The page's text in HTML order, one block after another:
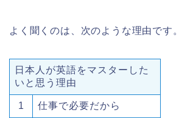
よく聞くのは、次のような理由です。
日本人が英語をマスターした
いと思う理由
1 仕事で必要だから